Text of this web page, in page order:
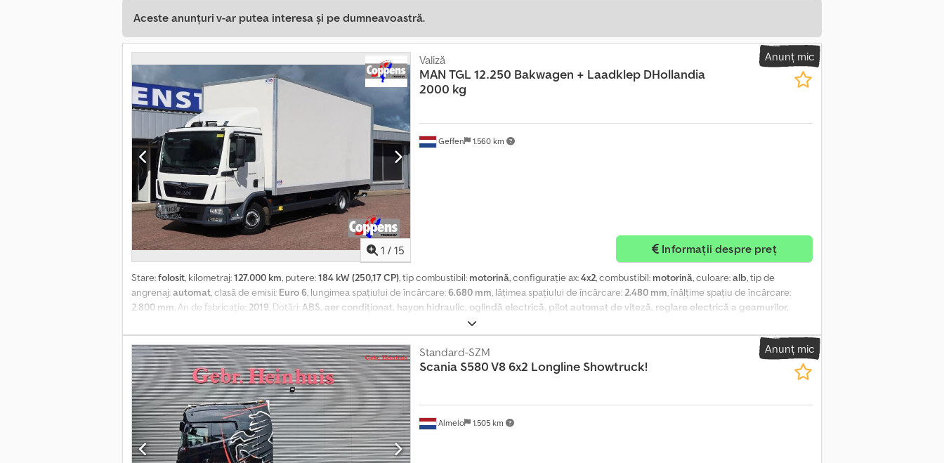
Aceste anunțuri v-ar putea interesa și pe dumneavoastră.
Anunț mic
1 / 15
Geffen 1.560 km
Valiză
MAN TGL 12.250 Bakwagen + Laadklep DHollandia
2000 kg
Informații despre preț
Stare:folosit, kilometraj:127.000 km, putere:184 kW (250,17 CP), tip combustibil: motorină, configurație ax:4x2, combustibil: motorină, culoare:alb, tip de
angrenaj:automat, clasă de emisii: Euro 6, lungimea spațiului de încărcare:6.680 mm, lățimea spațiului de încărcare:2.480 mm, înălțime spațiu de încărcare:
2.800 mm, An de fabricație: 2019, Dotări: ABS, aer condiționat, hayon hidraulic, oglindă electrică, pilot automat de viteză, reglare electrică a geamurilor,
, An de fabricație: 2019 Axă față: Direcțională; Profil anvelopă stânga: 25%; Profil anvelopă dreapta: 25% Axă spate: Duble; Profil
anvelopă stânga interior: 30%; Profil anvelopă stânga exterior: 30%; Profil anvelopă dreapta interior: 30%; Profil anvelopă dreapta exterior: 30% Dcodpfoza E Uljx
Acyek Greutate proprie: 7.387 kg Sarcină utilă: 4.603 kg MMA: 11.990 kg Platformă de încărcare: DHollandia, 2000 kg Număr de înmatriculare: BB-415-V = Alte
opțiuni și dotări = - Indicator temperatură exterioară - Spoiler de acoperiș - Sistem de camere - Suspensie pneumatică spate
Anunț mic
Almelo 1.505 km
Standard-SZM
Scania S580 V8 6x2 Longline Showtruck!